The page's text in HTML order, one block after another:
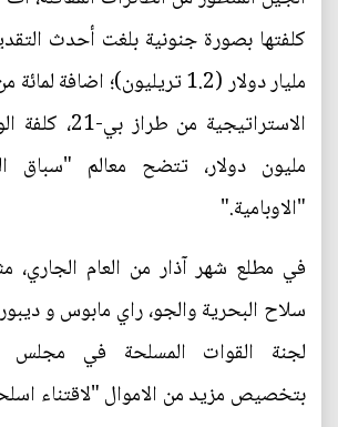
مليار دولار (1.2 تريليون)؛
مليون دولار، تتضح معالم "سباق
"الاوبامية."
في مطلع شهر آذار من العام
سلاح البحرية والجو، راي مابوس و
لجنة القوات المسلحة في مجلس
بتخصيص مزيد من الاموال "لاقتناء